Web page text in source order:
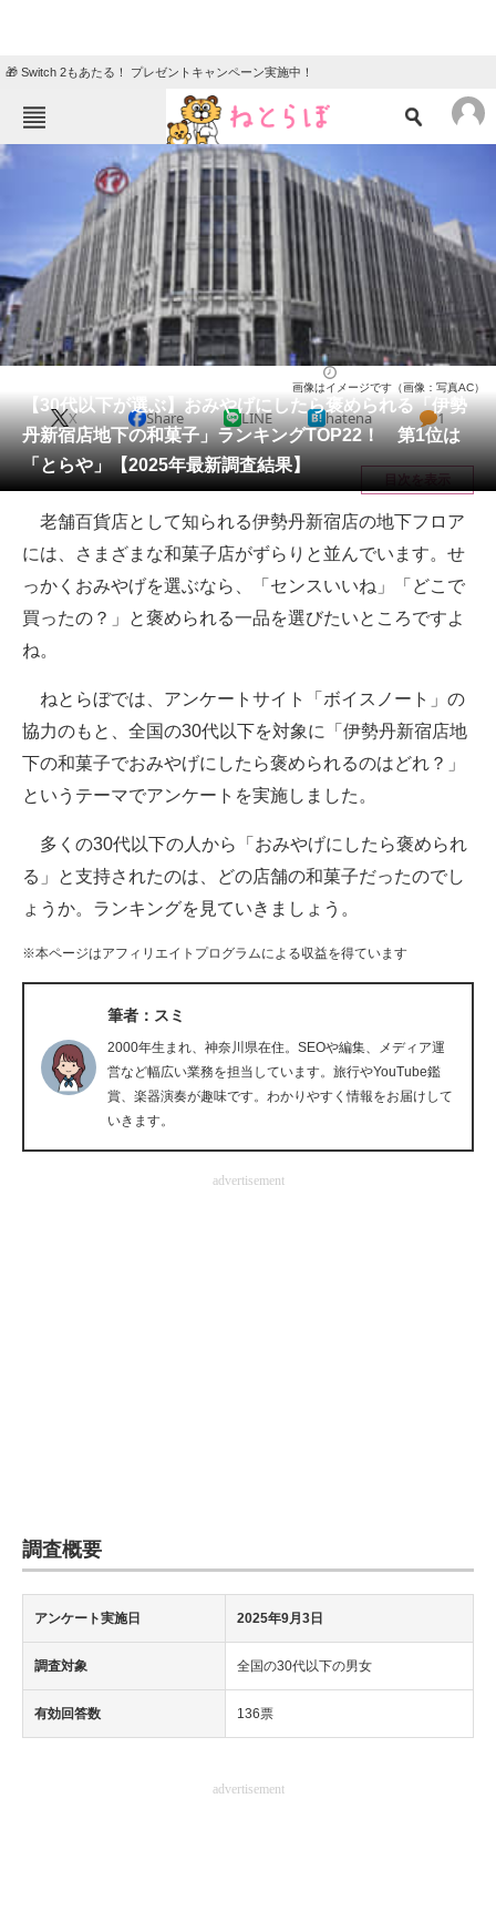
🎁 Switch 2もあたる！ プレゼントキャンペーン実施中！
ニュース
クイズ
グルメ 地域
住まい 教育・育児
動物 リサーチ
会員記事
メディア
注目記事を集めた総合ページ
ITの今と未来を見通す
スマホと通信の最新トレンド
ビジネスと働き方のヒント
経営リーダーのコミュニティ
企業向けIT製品の総合サイト
IT製品の技術・比較・事例
製造業のIT導入・活用を支援
【30代以下が選ぶ】おみやげにしたら褒められる「伊勢
丹新宿店地下の和菓子」ランキングTOP22！ 第1位は
「とらや」【2025年最新調査結果】
画像はイメージです（画像：写真AC）
X Share LINE hatena 1
目次を表示
老舗百貨店として知られる伊勢丹新宿店の地下フロア
には、さまざまな和菓子店がずらりと並んでいます。せ
っかくおみやげを選ぶなら、「センスいいね」「どこで
買ったの？」と褒められる一品を選びたいところですよ
ね。
ねとらぼでは、アンケートサイト「ボイスノート」の
協力のもと、全国の30代以下を対象に「伊勢丹新宿店地
下の和菓子でおみやげにしたら褒められるのはどれ？」
というテーマでアンケートを実施しました。
多くの30代以下の人から「おみやげにしたら褒められ
る」と支持されたのは、どの店舗の和菓子だったのでし
ょうか。ランキングを見ていきましょう。
※本ページはアフィリエイトプログラムによる収益を得ています
筆者：スミ
2000年生まれ、神奈川県在住。SEOや編集、メディア運
営など幅広い業務を担当しています。旅行やYouTube鑑
賞、楽器演奏が趣味です。わかりやすく情報をお届けして
いきます。
advertisement
調査概要
アンケート実施日 2025年9月3日
調査対象 全国の30代以下の男女
有効回答数 136票
advertisement